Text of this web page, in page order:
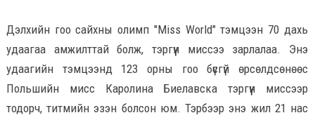
Дэлхийн гоо сайхны олимп "Miss World" тэмцээн 70 дахь
удаагаа амжилттай болж, тэргүүн миссээ зарлалаа. Энэ
удаагийн тэмцээнд 123 орны гоо бүсгүй өрсөлдсөнөөс
Польшийн мисс Каролина Биелавска тэргүүн миссээр
тодорч, титмийн эзэн болсон юм. Тэрбээр энэ жил 21 нас